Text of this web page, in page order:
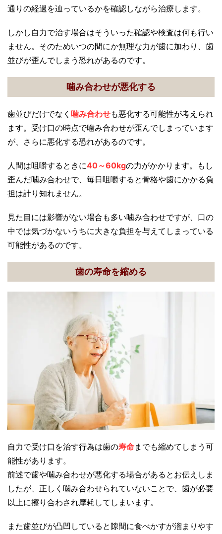
通りの経過を辿っているかを確認しながら治療します。
しかし自力で治す場合はそういった確認や検査は何も行い
ません。そのためいつの間にか無理な力が歯に加わり、歯
並びが歪んでしまう恐れがあるのです。
噛み合わせが悪化する
歯並びだけでなく 噛み合わせも悪化する可能性が考えられ
ます。受け口の時点で噛み合わせが歪んでしまっています
が、さらに悪化する恐れがあるのです。
人間は咀嚼するときに40～60kgの力がかかります。もし
歪んだ噛み合わせで、毎日咀嚼すると骨格や歯にかかる負
担は計り知れません。
見た目には影響がない場合も多い噛み合わせですが、口の
中では気づかないうちに大きな負担を与えてしまっている
可能性があるのです。
歯の寿命を縮める
自力で受け口を治す行為は歯の寿命までも縮めてしまう可
能性があります。
前述で歯や噛み合わせが悪化する場合があるとお伝えしま
したが、正しく噛み合わせられていないことで、歯が必要
以上に擦り合わされ摩耗してしまいます。
また歯並びが凸凹していると隙間に食べかすが溜まりやす